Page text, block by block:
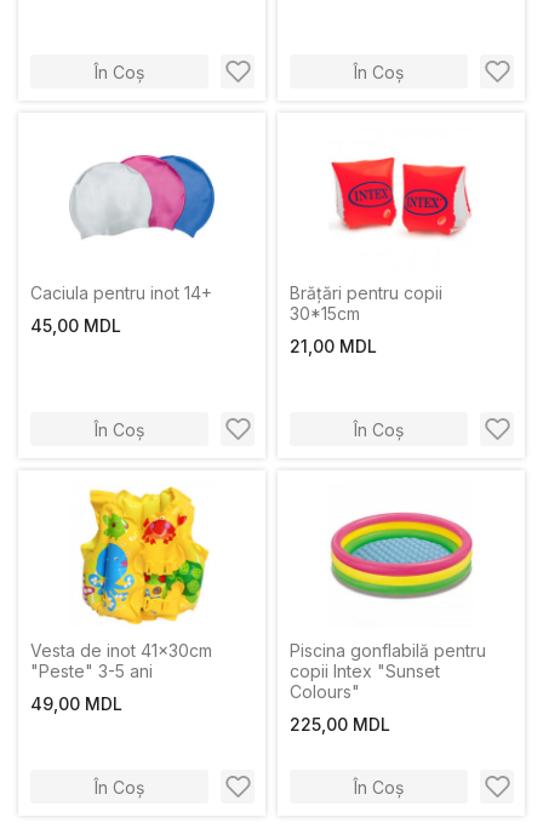
În Coș În Coș
Caciula pentru inot 14+
45,00 MDL
În Coș
Brățări pentru copii
30*15cm
21,00 MDL
În Coș
Vesta de inot 41x30cm
"Peste" 3-5 ani
49,00 MDL
În Coș
Piscina gonflabilă pentru
copii Intex "Sunset
Colours"
225,00 MDL
În Coș